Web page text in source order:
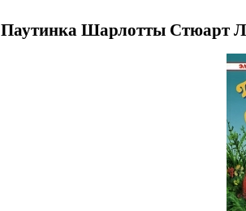
Паутинка Шарлотты Стюарт